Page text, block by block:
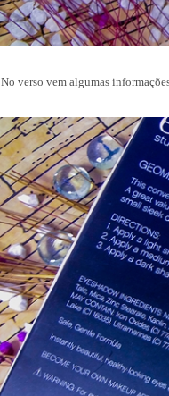
No verso vem algumas